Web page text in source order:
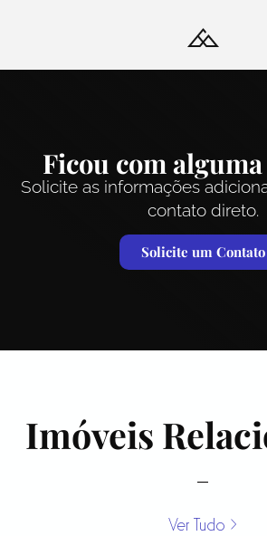
Ficou com
Solicite as informações
contato direto.
Solicite um Contato
Imóveis
Ver Tudo >